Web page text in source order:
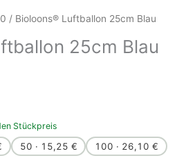
/ Bioloons® Luftballon 25cm Blau
25cm Blau
Stückpreis
50 · 15,25 € 100 · 26,10 €